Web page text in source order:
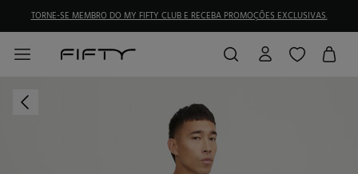
TORNE-SE MEMBRO DO MY FIFTY CLUB E RECEBA PROMOÇÕES EXCLUSIVAS.